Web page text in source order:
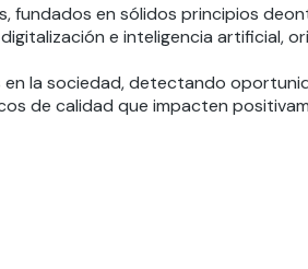
fundados en sólidos principios
e inteligencia artificial,
la sociedad, detectando
de calidad que impacten